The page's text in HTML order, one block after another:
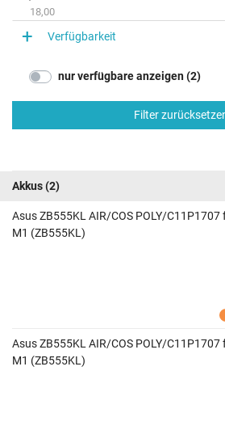
18,00
Verfügbarkeit
nur verfügbare anzeigen (2)
Filter
Akkus(2)
Asus ZB555KL AIR/COS POLY/
M1 (ZB555KL)
Asus ZB555KL AIR/COS POLY/
M1 (ZB555KL)